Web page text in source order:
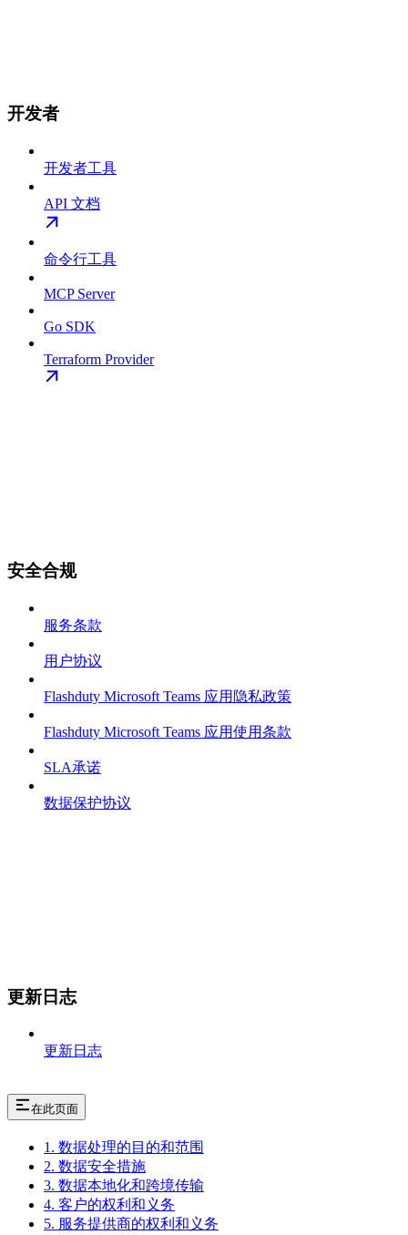
开发者
开发者工具
API 文档
命令行工具
MCP Server
Go SDK
Terraform Provider
安全合规
服务条款
用户协议
Flashduty Microsoft Teams 应用隐私政策
Flashduty Microsoft Teams 应用使用条款
SLA承诺
数据保护协议
更新日志
更新日志
在此页面
1. 数据处理的目的和范围
2. 数据安全措施
3. 数据本地化和跨境传输
4. 客户的权利和义务
5. 服务提供商的权利和义务